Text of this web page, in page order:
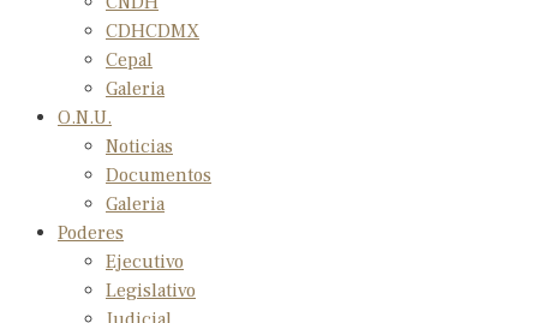
CDHCDMX
Cepal
Galeria
O.N.U.
Noticias
Documentos
Galeria
Poderes
Ejecutivo
Legislativo